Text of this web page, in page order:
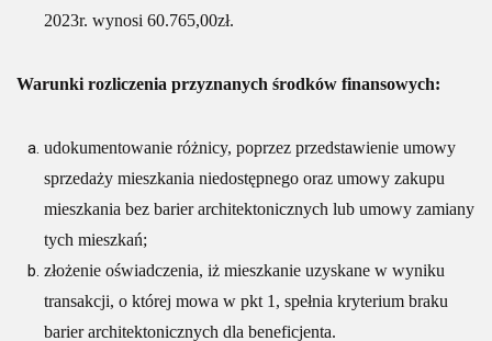
2023r. wynosi 60.765,00zł.
Warunki rozliczenia przyznanych środków finansowych:
udokumentowanie różnicy, poprzez przedstawienie umowy
sprzedaży mieszkania niedostępnego oraz umowy zakupu
mieszkania bez barier architektonicznych lub umowy zamiany
tych mieszkań;
złożenie oświadczenia, iż mieszkanie uzyskane w wyniku
transakcji, o której mowa w pkt 1, spełnia kryterium braku
barier architektonicznych dla beneficjenta.